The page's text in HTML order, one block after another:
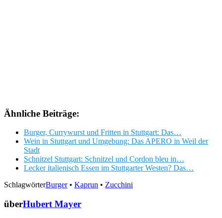
Ähnliche Beiträge:
Burger, Currywurst und Fritten in Stuttgart: Das…
Wein in Stuttgart und Umgebung: Das APERO in Weil der
Stadt
Schnitzel Stuttgart: Schnitzel und Cordon bleu in…
Lecker italienisch Essen im Stuttgarter Westen? Das…
SchlagwörterBurger• Kaprun • Zucchini
überHubert Mayer